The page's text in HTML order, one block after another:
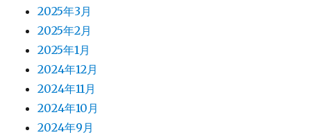
2025年3月
2025年2月
2025年1月
2024年12月
2024年11月
2024年10月
2024年9月